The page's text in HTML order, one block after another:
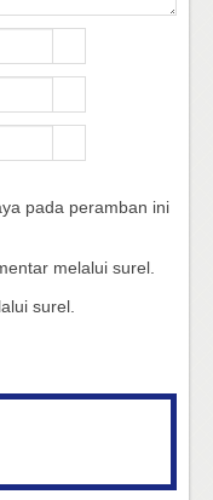
pada peramban ini
melalui surel.
surel.